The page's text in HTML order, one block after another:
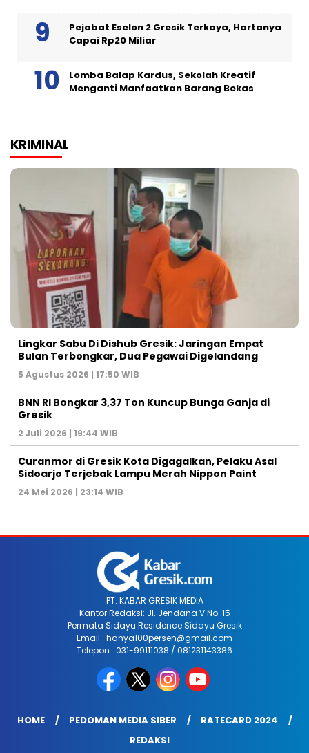
Pejabat Eselon 2 Gresik Terkaya, Hartanya
Capai Rp20 Miliar
Lomba Balap Kardus, Sekolah Kreatif
Menganti Manfaatkan Barang Bekas
KRIMINAL
Lingkar Sabu Di Dishub Gresik: Jaringan Empat
Bulan Terbongkar, Dua Pegawai Digelandang
5 Agustus 2026 | 17:50 WIB
BNN RI Bongkar 3,37 Ton Kuncup Bunga Ganja di
Gresik
2 Juli 2026 | 19:44 WIB
Curanmor di Gresik Kota Digagalkan, Pelaku Asal
Sidoarjo Terjebak Lampu Merah Nippon Paint
24 Mei 2026 | 23:14 WIB
PT. KABAR GRESIK MEDIA
Kantor Redaksi: Jl. Jendana V No. 15
Permata Sidayu Residence Sidayu Gresik
Email : hanya100persen@gmail.com
Telepon : 031-99111038 / 081231143386
HOME PEDOMAN MEDIA SIBER
RATECARD 2024
REDAKSI